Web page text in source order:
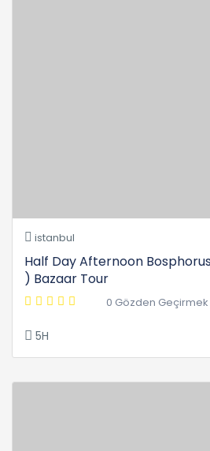
istanbul
Half Day Afternoon
) Bazaar Tour
0 Gözden Geçirmek
5H